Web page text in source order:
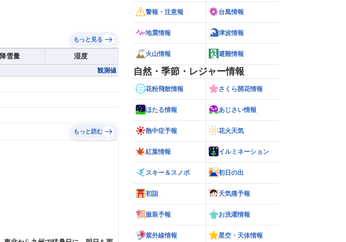
もっと見る
降雪量 湿度
観測値
もっと読む
警報・注意報 台風情報
地震情報 津波情報
火山情報 避難情報
自然・季節・レジャー情報
花粉飛散情報 さくら開花情報
ほたる情報 あじさい情報
熱中症予報 花火天気
紅葉情報 イルミネーション
スキー＆スノボ 初日の出
初詣 天気痛予報
服装予報 お洗濯情報
紫外線情報 星空・天体情報